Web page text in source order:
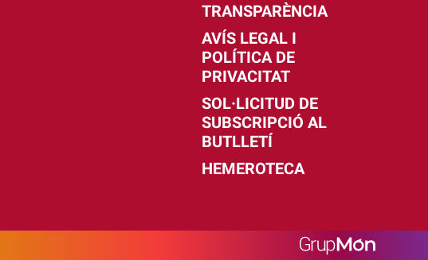
TRANSPARÈNCIA
AVÍS LEGAL I
POLÍTICA DE
PRIVACITAT
SOL·LICITUD DE
SUBSCRIPCIÓ AL
BUTLLETÍ
HEMEROTECA